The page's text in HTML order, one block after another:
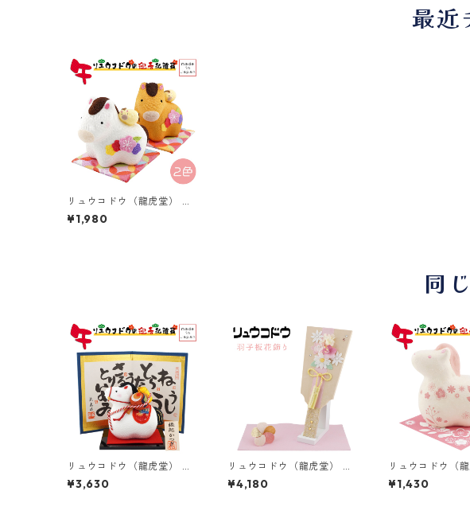
最近
リュウコドウ（龍虎堂） ち
りめん 花親子 午 （小） R-
48 和雑貨/お正月/干支/午
¥1,980
同
リュウコドウ（龍虎堂） 縁
起かつぎ 午 R-21 和雑貨/
お正月/干支/午年/令和8年/2
¥3,630
リュウコドウ（龍虎堂） 奏-
淡色（かなで-あわいろ）羽
子板花飾り 41-80 和雑貨/
¥4,180
リュウコドウ（龍
紙 ぷてぃ うま
貨/お正月/干支/
¥1,430